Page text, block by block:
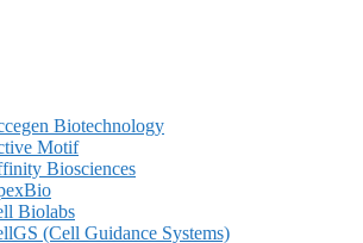
Biotechnology
Motif
Biosciences
Biolabs
(Cell Guidance Systems)